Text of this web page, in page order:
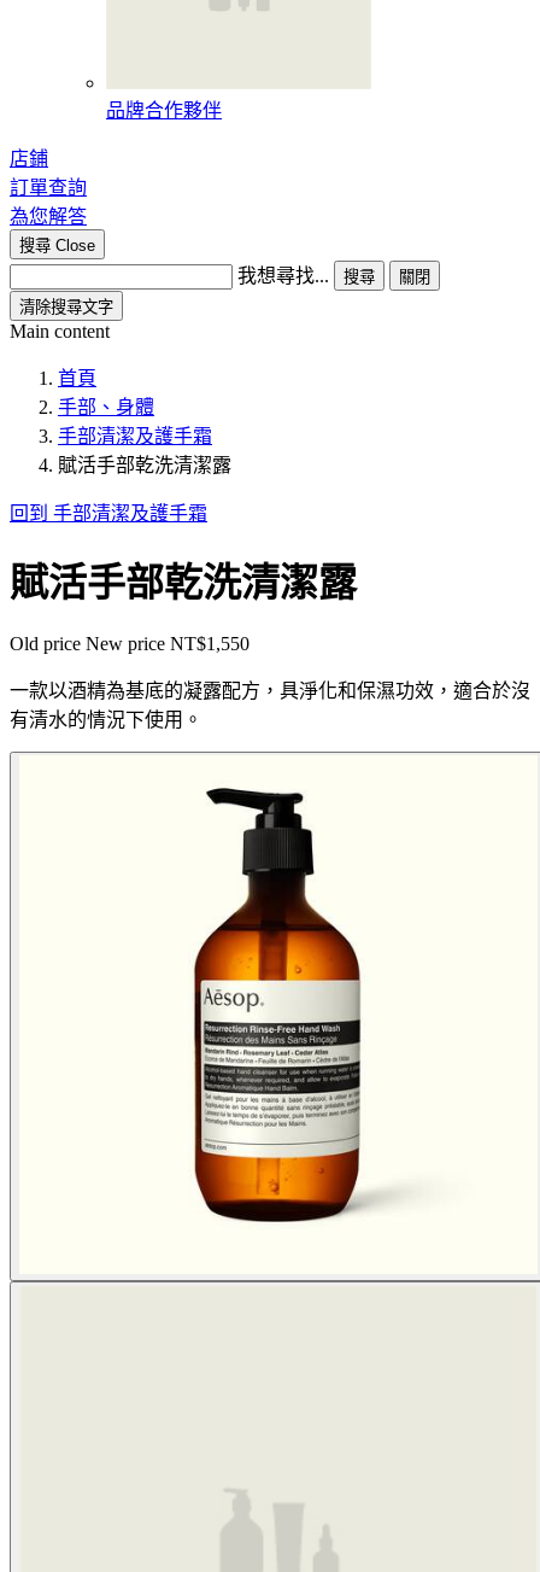
品牌合作夥伴
店鋪
訂單查詢
為您解答
搜尋 Close
我想尋找... 搜尋
關閉
清除搜尋文字
Main content
首頁
手部、身體
手部清潔及護手霜
賦活手部乾洗清潔露
回到 手部清潔及護手霜
賦活手部乾洗清潔露
Old price New price NT$1,550
一款以酒精為基底的凝露配方，具淨化和保濕功效，適合於沒
有清水的情況下使用。